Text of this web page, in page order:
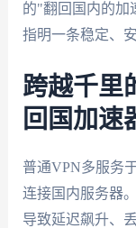
的"翻回国内的加
指明一条稳定、
跨越千里
回国加速
普通VPN多服务
连接国内服务器
导致延迟飙升、